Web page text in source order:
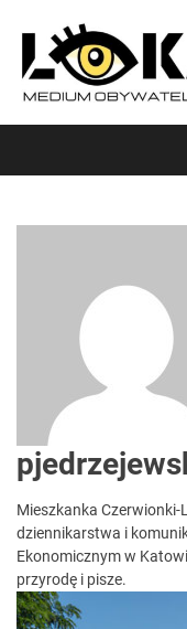
content
Mieszkanka
dziennikarstwa i
Ekonomicznym w
przyrodę i pisze.